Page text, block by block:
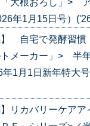
年1月15日号）
】 自宅で発酵習
メーカー」> 半
年1月1日新年特大
】リカバリーケア